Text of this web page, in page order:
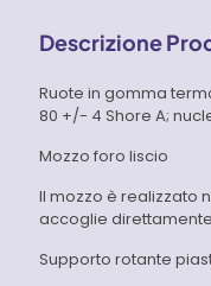
quantità
Descrizione
Ruote in gomma
80 +/- 4 Shore A;
Mozzo foro liscio
Il mozzo è realizzato
accoglie direttamente
Supporto rotante